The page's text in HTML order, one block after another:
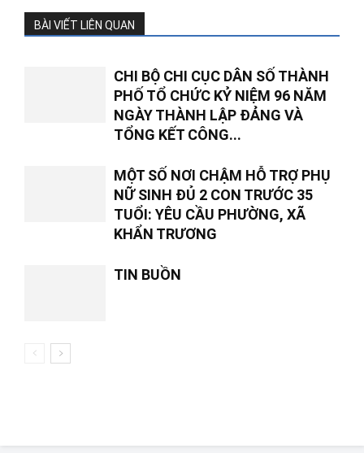
BÀI VIẾT LIÊN QUAN
CHI BỘ CHI CỤC DÂN SỐ THÀNH
PHỐ TỔ CHỨC KỶ NIỆM 96 NĂM
NGÀY THÀNH LẬP ĐẢNG VÀ
TỔNG KẾT CÔNG...
MỘT SỐ NƠI CHẬM HỖ TRỢ PHỤ
NỮ SINH ĐỦ 2 CON TRƯỚC 35
TUỔI: YÊU CẦU PHƯỜNG, XÃ
KHẨN TRƯƠNG
TIN BUỒN